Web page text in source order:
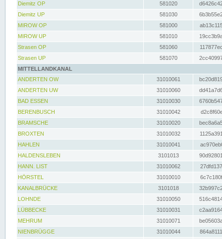
Diemitz OP
581020
Diemitz UP
581030
MIROW OP
581000
MIROW UP
581010
Strasen OP
581060
Strasen UP
581070
MITTELLANDKANAL
ANDERTEN OW
31010061
ANDERTEN UW
31010060
BAD ESSEN
31010030
BERENBUSCH
31010042
BRAMSCHE
31010020
BROXTEN
31010032
HAHLEN
31010041
HALDENSLEBEN
3101013
HANN. LIST
31010062
HÖRSTEL
31010010
KANALBRÜCKE
3101018
LOHNDE
31010050
LÜBBECKE
31010031
MEHRUM
31010071
NIENBRÜGGE
31010044